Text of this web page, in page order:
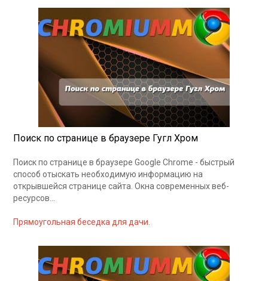
Поиск по странице в браузере Гугл Хром
Поиск по странице в браузере Google Chrome - быстрый
способ отыскать необходимую информацию на
открывшейся странице сайта. Окна современных веб-
ресурсов…
Прямоугольная беседка для дачи.